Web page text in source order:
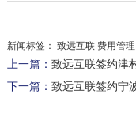
新闻标签： 致远互联 费用管
上一篇： 致远互联签约津
下一篇： 致远互联签约宁